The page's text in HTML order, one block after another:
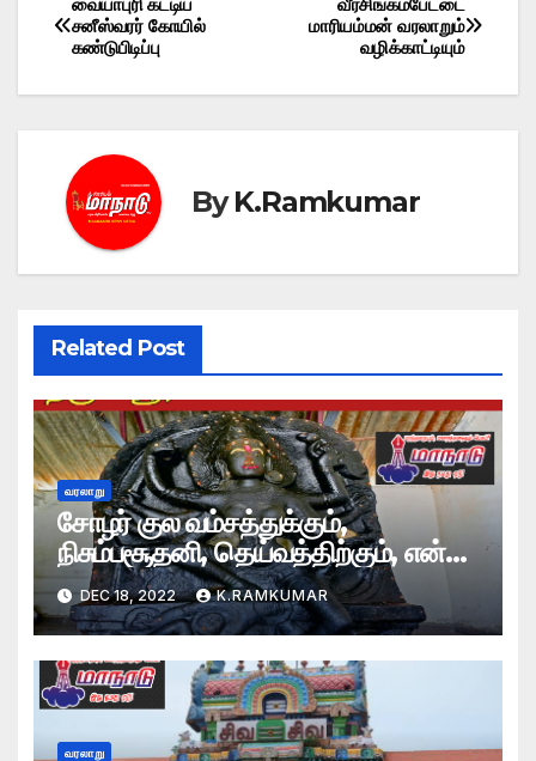
Post
navigation
மாரியம்மன் வரலாறும்
வழிக்காட்டியும்
சனீஸ்வரர் கோயில்
கண்டுபிடிப்பு
ByK.Ramkumar
Related Post
வரலாறு
சோழர் குல வம்சத்துக்கும்,
நிசும்பசூதனி, தெய்வத்திற்கும், என்ன
தொடர்பு,
DEC 18, 2022 K.RAMKUMAR
வரலாறு